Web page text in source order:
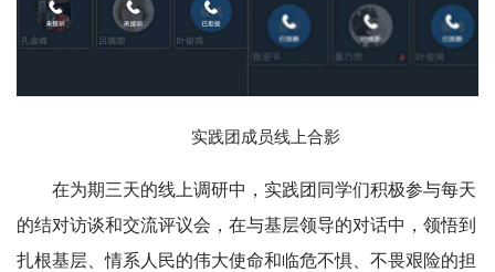
实践团成员线上合影
在为期三天的线上调研中，实践团同学们积极参与每天
的结对访谈和交流评议会，在与基层领导的对话中，领悟到
扎根基层、情系人民的伟大使命和临危不惧、不畏艰险的担